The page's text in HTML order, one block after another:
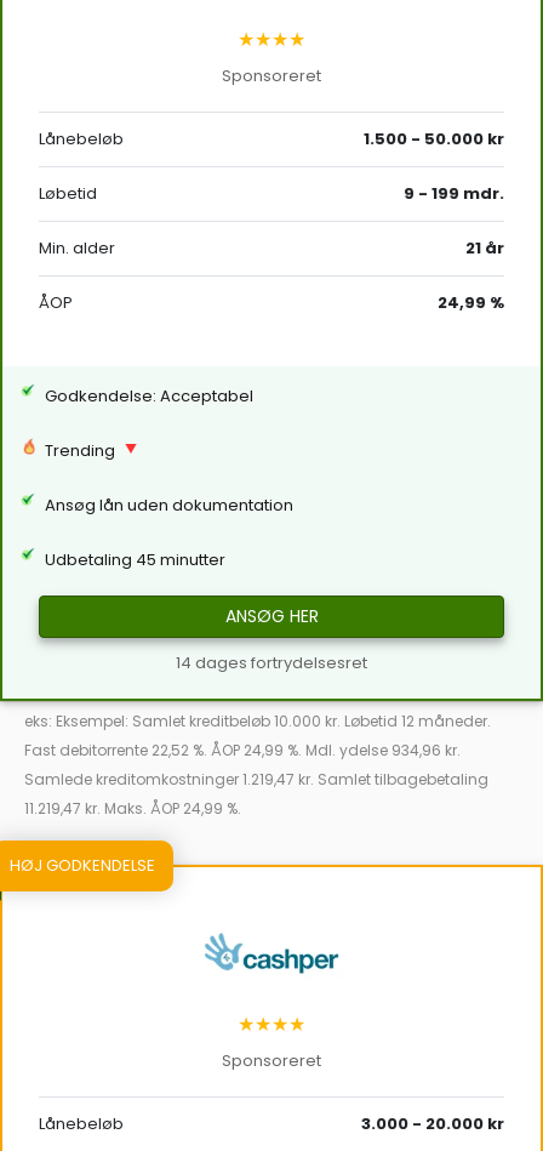
★★★★
Sponsoreret
Lånebeløb 1.500 - 50.000 kr
Løbetid 9 - 199 mdr.
Min. alder 21 år
ÅOP 24,99 %
Godkendelse: Acceptabel
Trending
Ansøg lån uden dokumentation
Udbetaling 45 minutter
ANSØG HER
14 dages fortrydelsesret
eks: Eksempel: Samlet kreditbeløb 10.000 kr. Løbetid 12 måneder.
Fast debitorrente 22,52 %. ÅOP 24,99 %. Mdl. ydelse 934,96 kr.
Samlede kreditomkostninger 1.219,47 kr. Samlet tilbagebetaling
11.219,47 kr. Maks. ÅOP 24,99 %.
HØJ GODKENDELSE
★★★★
Sponsoreret
Lånebeløb 3.000 - 20.000 kr